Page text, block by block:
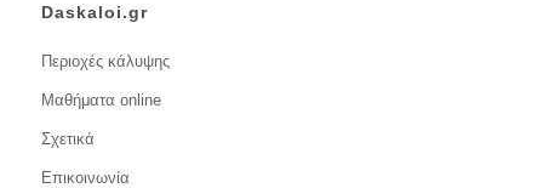
Daskaloi.gr
Περιοχές κάλυψης
Μαθήματα online
Σχετικά
Επικοινωνία